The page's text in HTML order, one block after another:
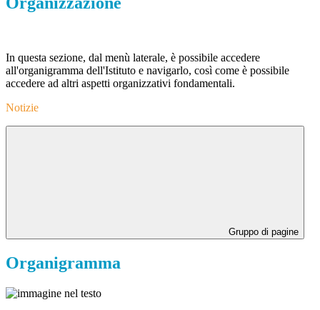
In questa sezione, dal menù laterale, è possibile accedere
all'organigramma dell'Istituto e navigarlo, così come è possibile
accedere ad altri aspetti organizzativi fondamentali.
Notizie
Gruppo di pagine
Organigramma